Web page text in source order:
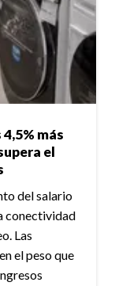
más
el
del salario
conectividad
Las
el peso que